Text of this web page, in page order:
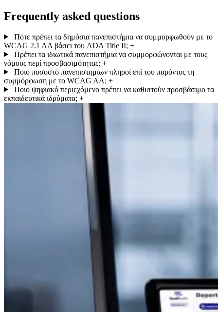
Frequently asked questions
Πότε πρέπει τα δημόσια πανεπιστήμια να συμμορφωθούν με το
WCAG 2.1 AA βάσει του ADA Title II; +
Πρέπει τα ιδιωτικά πανεπιστήμια να συμμορφώνονται με τους
νόμους περί προσβασιμότητας; +
Ποιο ποσοστό πανεπιστημίων πληροί επί του παρόντος τη
συμμόρφωση με το WCAG AA; +
Ποιο ψηφιακό περιεχόμενο πρέπει να καθιστούν προσβάσιμο τα
εκπαιδευτικά ιδρύματα; +